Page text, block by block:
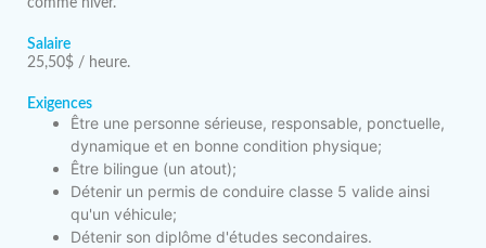
comme hiver.
Salaire
25,50$ / heure.
Exigences
Être une personne sérieuse, responsable, ponctuelle,
dynamique et en bonne condition physique;
Être bilingue (un atout);
Détenir un permis de conduire classe 5 valide ainsi
qu'un véhicule;
Détenir son diplôme d'études secondaires.